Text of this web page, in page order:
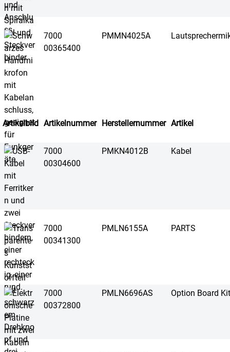
7000
00365400
PMMN4025A
Artikelbild Artikelnummer Herstellernummer Artikel
7000
00304600
PMKN4012B Kabel
7000
00341300
PMLN6155A PARTS
7000
00372800
PMLN6696AS Option Board